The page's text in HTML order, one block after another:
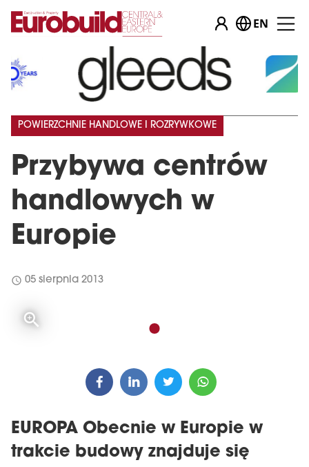
EN
Przybywa centrów
handlowych w
Europie
POWIERZCHNIE HANDLOWE I ROZRYWKOWE
schedule 05 sierpnia 2013
EUROPA Obecnie w Europie w
trakcie budowy znajduje się